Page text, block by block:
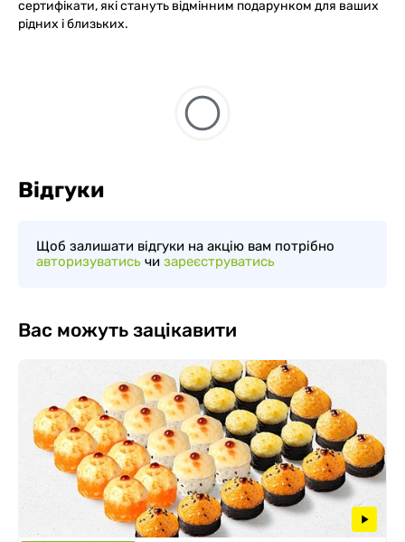
сертифікати, які стануть відмінним подарунком для ваших
рідних і близьких.
Відгуки
Щоб залишати відгуки на акцію вам потрібно
авторизуватись чи зареєструватись
Вас можуть зацікавити